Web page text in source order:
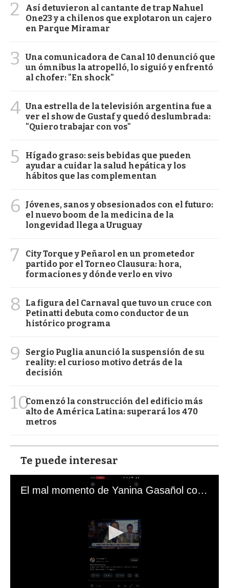
2
Así detuvieron al cantante de trap Nahuel
One23 y a chilenos que explotaron un cajero
en Parque Miramar
3
Una comunicadora de Canal 10 denunció que
un ómnibus la atropelló, lo siguió y enfrentó
al chofer: "En shock"
4 Una estrella de la televisión argentina fue a
ver el show de Gustaf y quedó deslumbrada:
"Quiero trabajar con vos"
5
Hígado graso: seis bebidas que pueden
ayudar a cuidar la salud hepática y los
hábitos que las complementan
6
Jóvenes, sanos y obsesionados con el futuro:
el nuevo boom de la medicina de la
longevidad llega a Uruguay
7
City Torque y Peñarol en un prometedor
partido por el Torneo Clausura: hora,
formaciones y dónde verlo en vivo
8
La figura del Carnaval que tuvo un cruce con
Petinatti debuta como conductor de un
histórico programa
9
Sergio Puglia anunció la suspensión de su
reality: el curioso motivo detrás de la
decisión
10Comenzó la construcción del edificio más
alto de América Latina: superará los 470
metros
Te puede interesar
El mal momento de Yanina Gasañol con un hincha argentino en "Subrayado"